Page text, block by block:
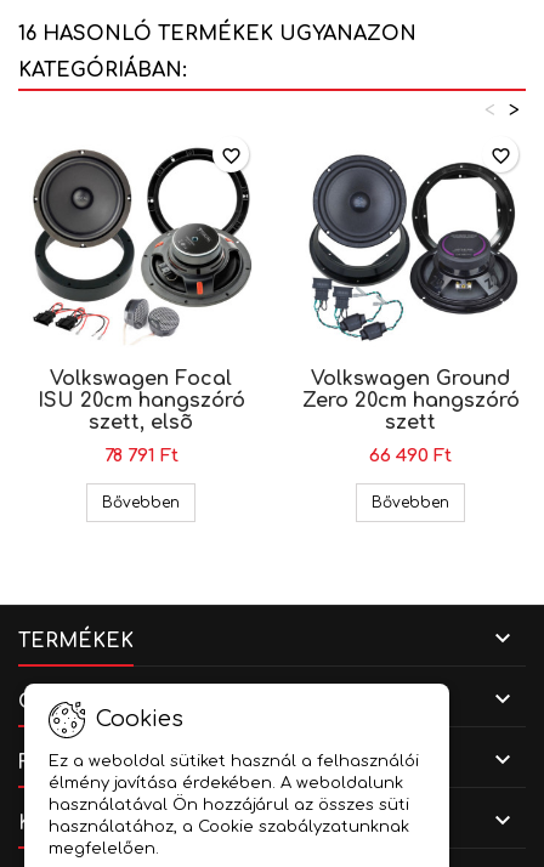
16 HASONLÓ TERMÉKEK UGYANAZON
KATEGÓRIÁBAN:
>
<
Volkswagen Focal
ISU 20cm hangszóró
szett, elsõ
78 791 Ft
Bővebben Volkswagen Focal ISU 20cm hangszóró szett,
favorite_border
Volkswagen Ground
Zero 20cm hangszóró
szett
66 490 Ft
Bővebben
favorite_border
TERMÉKEK 
CÉGADATOK 
FIÓKOD 
KAPCSOLAT 
Cookies
Ez a weboldal sütiket használ a felhasználói
élmény javítása érdekében. A weboldalunk
használatával Ön hozzájárul az összes süti
használatához, a Cookie szabályzatunknak
megfelelően.